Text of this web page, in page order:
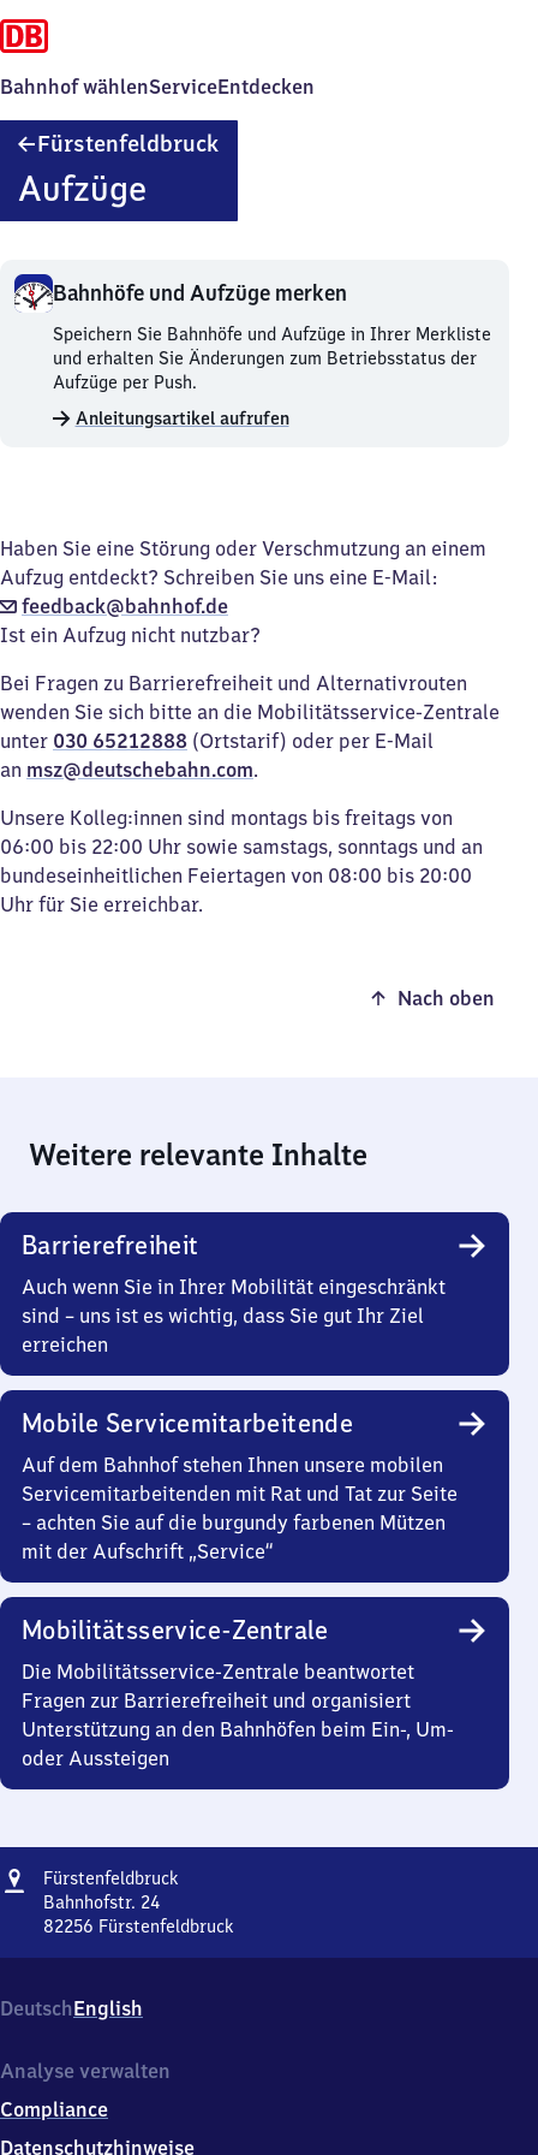
Bahnhof wählenServiceEntdecken
Fürstenfeldbruck
Aufzüge
Bahnhöfe und Aufzüge merken
Bahnhöfe
und
Aufzüge
merken.
Speichern Sie Bahnhöfe und Aufzüge in Ihrer Merkliste
und erhalten Sie Änderungen zum Betriebsstatus der
Aufzüge per Push.
Anleitungsartikel aufrufen
Haben Sie eine Störung oder Verschmutzung an einem
Aufzug entdeckt? Schreiben Sie uns eine E-Mail:
feedback@bahnhof.de
Ist ein Aufzug nicht nutzbar?
Bei Fragen zu Barrierefreiheit und Alternativrouten
wenden Sie sich bitte an die Mobilitätsservice-Zentrale
unter 030 65212888 (Ortstarif) oder per E-Mail
an msz@deutschebahn.com.
Unsere Kolleg:innen sind montags bis freitags von
06:00 bis 22:00 Uhr sowie samstags, sonntags und an
bundeseinheitlichen Feiertagen von 08:00 bis 20:00
Uhr für Sie erreichbar.
Nach oben
Weitere relevante Inhalte
Barrierefreiheit
Auch wenn Sie in Ihrer Mobilität eingeschränkt
sind – uns ist es wichtig, dass Sie gut Ihr Ziel
erreichen
Mobile Servicemitarbeitende
Auf dem Bahnhof stehen Ihnen unsere mobilen
Servicemitarbeitenden mit Rat und Tat zur Seite
– achten Sie auf die burgundy farbenen Mützen
mit der Aufschrift „Service“
Mobilitätsservice-Zentrale
Die Mobilitätsservice-Zentrale beantwortet
Fragen zur Barrierefreiheit und organisiert
Unterstützung an den Bahnhöfen beim Ein-, Um-
oder Aussteigen
Adresse
Fürstenfeldbruck
Bahnhofstr. 24
82256 Fürstenfeldbruck
24,
8
2
6
Fürstenfeldbruck
DeutschEnglish
Analyse verwalten
Compliance
Datenschutzhinweise